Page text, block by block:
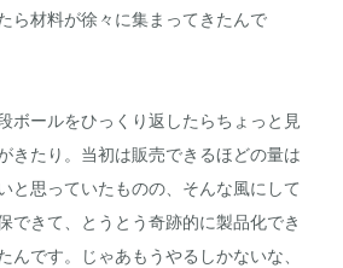
ら材料が徐々に集まってきたんで
ボールをひっくり返したらちょっと見
きたり。当初は販売できるほどの量は
と思っていたものの、そんな風にして
できて、とうとう奇跡的に製品化でき
んです。じゃあもうやるしかないな、